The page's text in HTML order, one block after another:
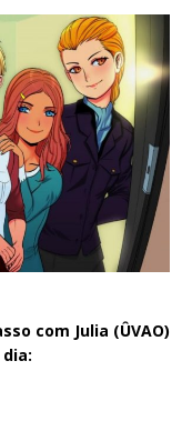
com Julia (ÛVAO)